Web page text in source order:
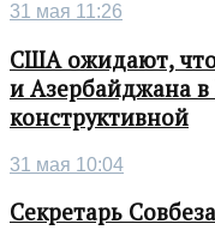
31 мая 11:26
США ожидают,
и Азербайджана
конструктивной
31 мая 10:04
Секретарь